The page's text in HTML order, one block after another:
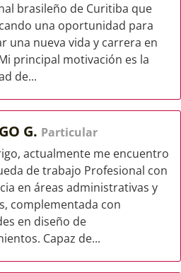
brasileño de Curitiba que
una oportunidad para
una nueva vida y carrera en
principal motivación es la
de...
G. Particular
actualmente me encuentro
de trabajo Profesional con
en áreas administrativas y
complementada con
en diseño de
Capaz de...